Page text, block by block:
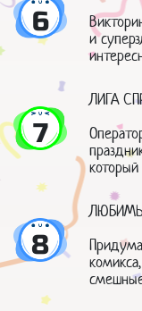
6
и
7
ЛИГА
8